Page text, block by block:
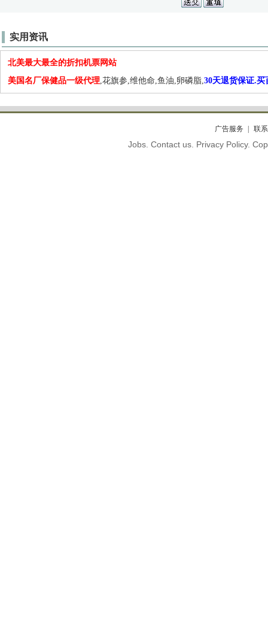
实用资讯
北美最大最全的折扣机票网站
美国名厂保健品一级代理,花旗参,维他命,鱼油,卵磷脂,30天退货保证.买
广告服务 联
Jobs. Contact us. Privacy Policy.